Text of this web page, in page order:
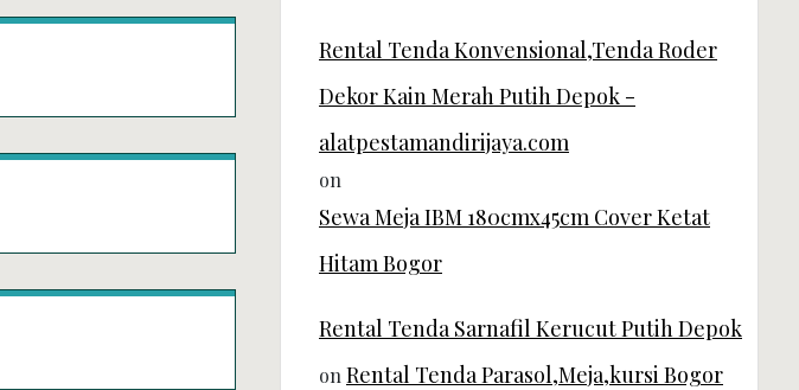
Rental Tenda Konvensional,Tenda Roder
Dekor Kain Merah Putih Depok -
alatpestamandirijaya.com
on
Sewa Meja IBM 180cmx45cm Cover Ketat
Hitam Bogor
Rental Tenda Sarnafil Kerucut Putih Depok
on Rental Tenda Parasol,Meja,kursi Bogor